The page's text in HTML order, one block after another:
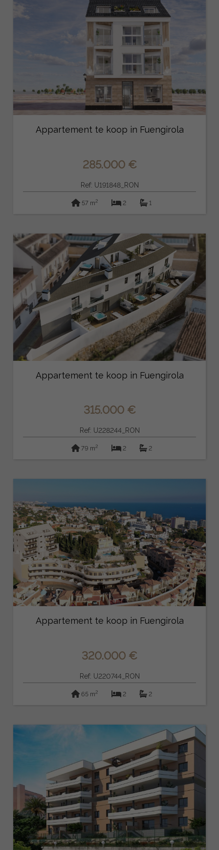
Appartement te koop in Fuengirola
285.000 €
Ref: U191848_RON
57 m2 2 1
Appartement te koop in Fuengirola
315.000 €
Ref: U228244_RON
79 m2 2 2
Appartement te koop in Fuengirola
320.000 €
Ref: U220744_RON
65 m2 2 2